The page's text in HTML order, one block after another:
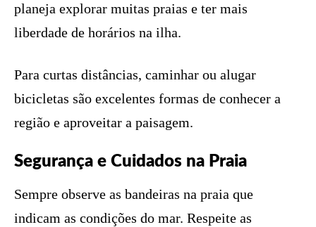
planeja explorar muitas praias e ter mais
liberdade de horários na ilha.
Para curtas distâncias, caminhar ou alugar
bicicletas são excelentes formas de conhecer a
região e aproveitar a paisagem.
Segurança e Cuidados na Praia
Sempre observe as bandeiras na praia que
indicam as condições do mar. Respeite as